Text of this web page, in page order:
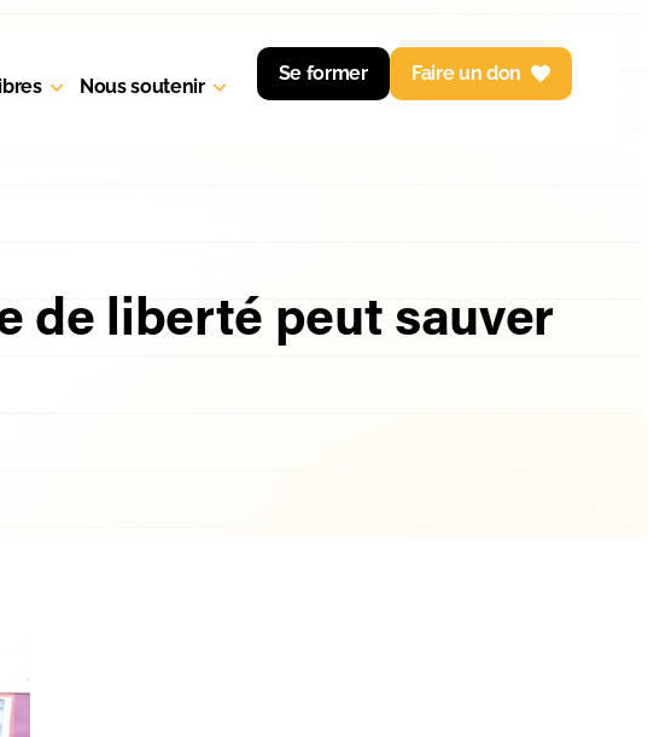
Nous soutenir
Faire un don
Se former
de liberté peut sauver